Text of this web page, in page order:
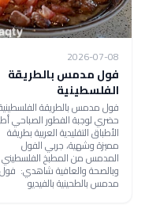
2026-07-08
فول مدمس بالطريقة
الفلسطينية
فول مدمس بالطريقة
حضري لوجبة الفطور الصباحي
الأطباق التقليدية العربية بطريقة
مميزة وشهية، جربي الفول
المدمس من المطبخ الفلسطيني
وبالصحة والعافية شاهدي: فول
مدمس بالطحينية بالفيديو